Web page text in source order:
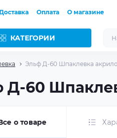
Оплата О магазине
КАТЕГОРИИ
Эльф Д-60 Шпаклевка
Д-60
о товаре